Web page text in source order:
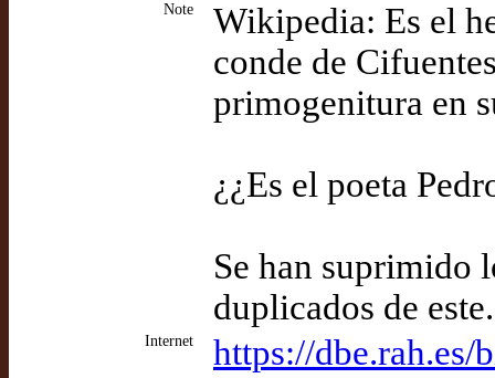
Note
Wikipedia: Es el
conde de
primogenitura en
¿¿Es el poeta
Se han suprimido
duplicados de este.
Internet
https://